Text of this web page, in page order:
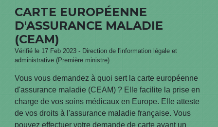
CARTE EUROPÉENNE
D'ASSURANCE MALADIE
(CEAM)
Vérifié le 17 Feb 2023 - Direction de l'information légale et
administrative (Première ministre)
Vous vous demandez à quoi sert la carte européenne
d'assurance maladie (CEAM) ? Elle facilite la prise en
charge de vos soins médicaux en Europe. Elle atteste
de vos droits à l'assurance maladie française. Vous
pouvez effectuer votre demande de carte avant un